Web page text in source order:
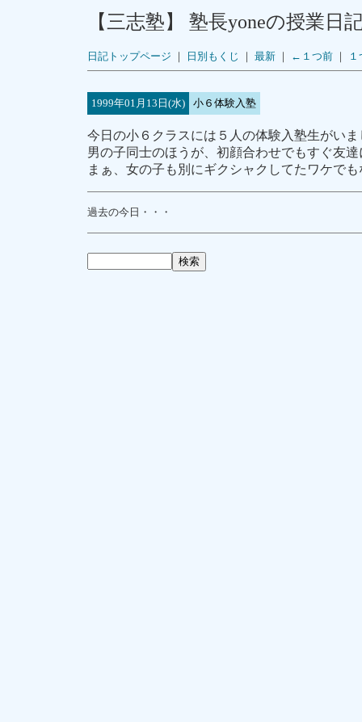
【三志塾】 塾長yoneの授業日
日記トップページ ｜ 日別もくじ ｜ 最新｜ ←１つ前｜
1999年01月13日(水) 小６体験入塾
今日の小６クラスには５人の体験入塾生がいま
男の子同士のほうが、初顔合わせでもすぐ友
まぁ、女の子も別にギクシャクしてたワケで
過去の今日・・・